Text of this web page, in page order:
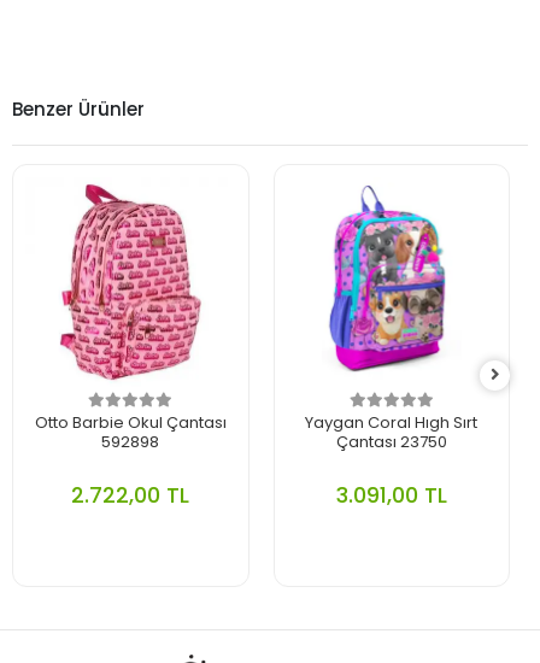
Benzer Ürünler
Otto Barbie Okul Çantası
592898
2.722,00 TL
Yaygan Coral Hıgh Sırt
Çantası 23750
3.091,00 TL